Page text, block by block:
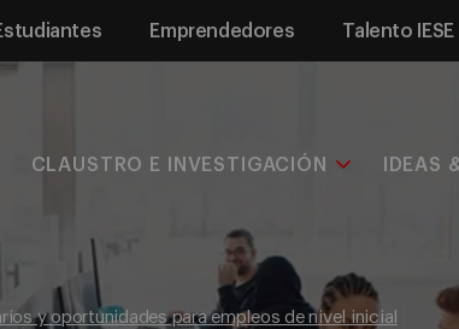
Emprendedores Talento IESE
CLAUSTRO E INVESTIGACIÓN IDEAS
y oportunidades para empleos de nivel inicial